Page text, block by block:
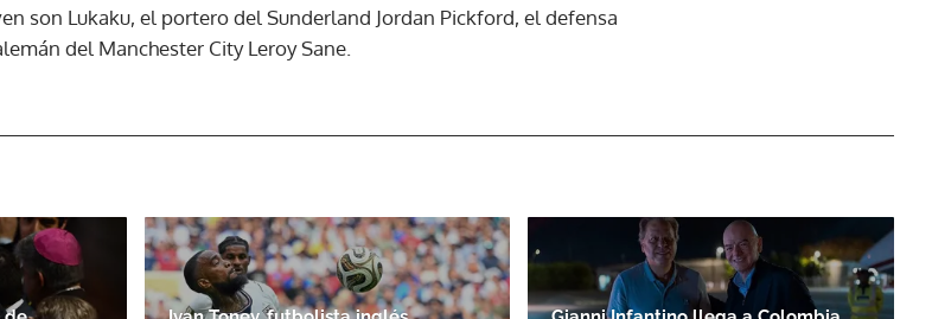
son Lukaku, el portero del Sunderland Jordan Pickford, el defensa
del Manchester City Leroy Sane.